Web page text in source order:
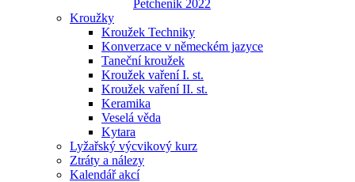
Petchenik 2022
Kroužky
Kroužek Techniky
Konverzace v německém jazyce
Taneční kroužek
Kroužek vaření I. st.
Kroužek vaření II. st.
Keramika
Veselá věda
Kytara
Lyžařský výcvikový kurz
Ztráty a nálezy
Kalendář akcí